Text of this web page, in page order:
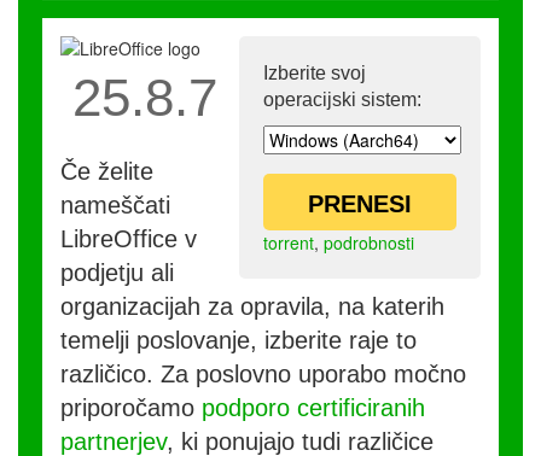
Izberite svoj
operacijski sistem:
PRENESI
torrent, podrobnosti
25.8.7
Če želite
nameščati
LibreOffice v
podjetju ali
organizacijah za opravila, na katerih
temelji poslovanje, izberite raje to
različico. Za poslovno uporabo močno
priporočamo podporo certificiranih
partnerjev, ki ponujajo tudi različice